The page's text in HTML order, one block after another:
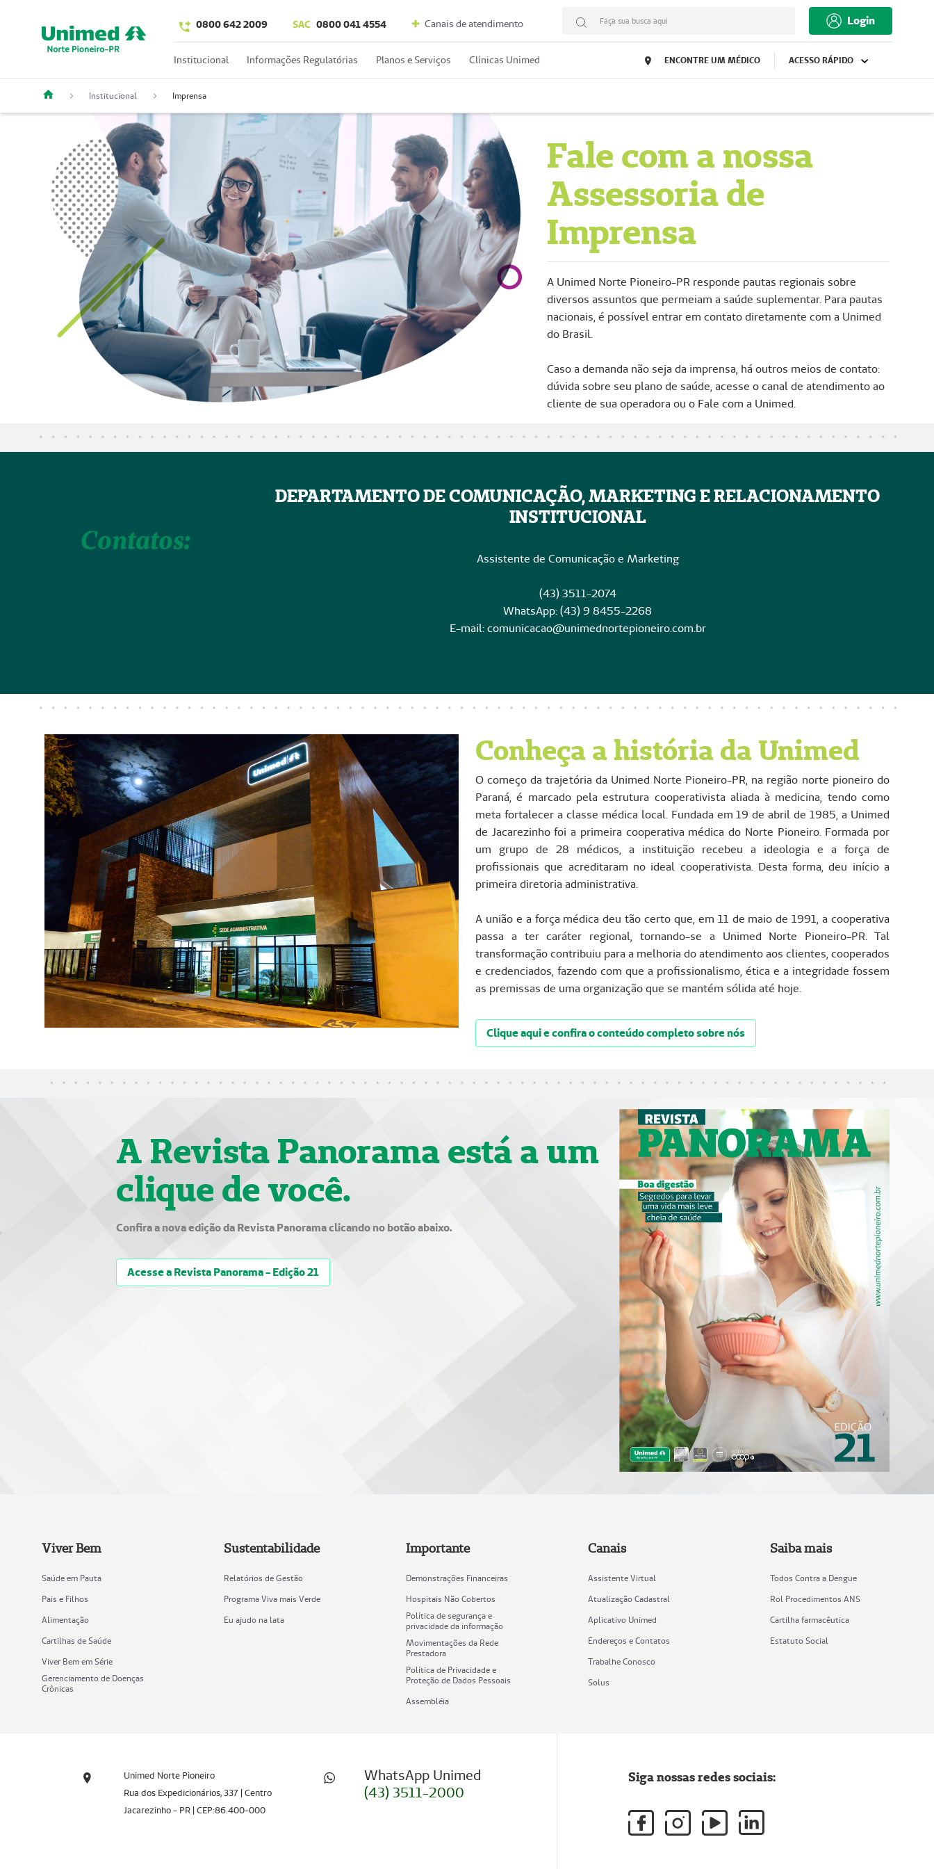
0800 642 2009 SAC 0800 041 4554 Canais de atendimento Faça sua busca aqui Login
Institucional Informações Regulatórias Planos e Serviços Clínicas Unimed ENCONTRE UM MÉDICO ACESSO RÁPIDO
Institucional Imprensa
Fale com a nossa
Assessoria de
Imprensa
A Unimed Norte Pioneiro-PR responde pautas regionais sobre
diversos assuntos que permeiam a saúde suplementar. Para pautas
nacionais, é possível entrar em contato diretamente com a Unimed
do Brasil.
Caso a demanda não seja da imprensa, há outros meios de contato:
dúvida sobre seu plano de saúde, acesse o canal de atendimento ao
cliente de sua operadora ou o Fale com a Unimed.
Contatos:
DEPARTAMENTO DE COMUNICAÇÃO, MARKETING E RELACIONAMENTO
INSTITUCIONAL
Assistente de Comunicação e Marketing
(43) 3511-2074
WhatsApp: (43) 9 8455-2268
E-mail: comunicacao@unimednortepioneiro.com.br
Conheça a história da Unimed
O começo da trajetória da Unimed Norte Pioneiro-PR, na região norte pioneiro do
Paraná, é marcado pela estrutura cooperativista aliada à medicina, tendo como
meta fortalecer a classe médica local. Fundada em 19 de abril de 1985, a Unimed
de Jacarezinho foi a primeira cooperativa médica do Norte Pioneiro. Formada por
um grupo de 28 médicos, a instituição recebeu a ideologia e a força de
profissionais que acreditaram no ideal cooperativista. Desta forma, deu início a
primeira diretoria administrativa.
A união e a força médica deu tão certo que, em 11 de maio de 1991, a cooperativa
passa a ter caráter regional, tornando-se a Unimed Norte Pioneiro-PR. Tal
transformação contribuiu para a melhoria do atendimento aos clientes, cooperados
e credenciados, fazendo com que a profissionalismo, ética e a integridade fossem
as premissas de uma organização que se mantém sólida até hoje.
Clique aqui e confira o conteúdo completo sobre nós
A Revista Panorama está a um
clique de você.
Confira a nova edição da Revista Panorama clicando no botão abaixo.
Acesse a Revista Panorama - Edição 21
Viver Bem
Saúde em Pauta
Pais e Filhos
Alimentação
Cartilhas de Saúde
Viver Bem em Série
Gerenciamento de Doenças
Crônicas
Sustentabilidade
Relatórios de Gestão
Programa Viva mais Verde
Eu ajudo na lata
Importante
Demonstrações Financeiras
Hospitais Não Cobertos
Política de segurança e
privacidade da informação
Movimentações da Rede
Prestadora
Política de Privacidade e
Proteção de Dados Pessoais
Assembléia
Canais
Assistente Virtual
Atualização Cadastral
Aplicativo Unimed
Endereços e Contatos
Trabalhe Conosco
Solus
Saiba mais
Todos Contra a Dengue
Rol Procedimentos ANS
Cartilha farmacêutica
Estatuto Social
Unimed Norte Pioneiro
Rua dos Expedicionários, 337 | Centro
Jacarezinho - PR | CEP:86.400-000
WhatsApp Unimed
(43) 3511-2000
Siga nossas redes sociais: